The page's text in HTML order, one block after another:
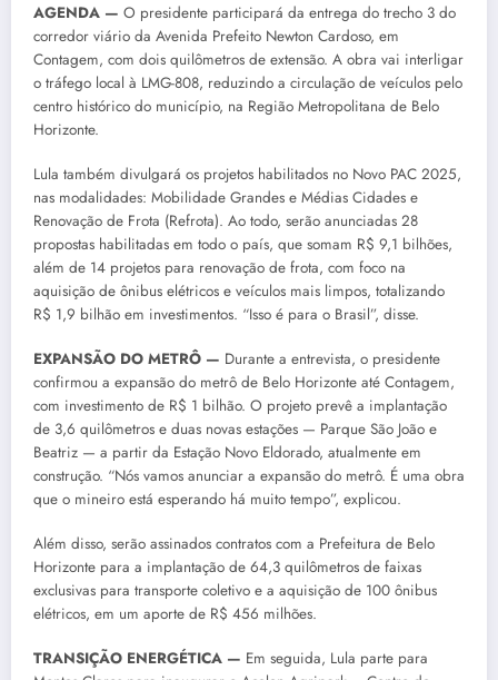
AGENDA — O presidente participará da entrega do trecho 3 do
corredor viário da Avenida Prefeito Newton Cardoso, em
Contagem, com dois quilômetros de extensão. A obra vai interligar
o tráfego local à LMG-808, reduzindo a circulação de veículos pelo
centro histórico do município, na Região Metropolitana de Belo
Horizonte.
Lula também divulgará os projetos habilitados no Novo PAC 2025,
nas modalidades: Mobilidade Grandes e Médias Cidades e
Renovação de Frota (Refrota). Ao todo, serão anunciadas 28
propostas habilitadas em todo o país, que somam R$ 9,1 bilhões,
além de 14 projetos para renovação de frota, com foco na
aquisição de ônibus elétricos e veículos mais limpos, totalizando
R$ 1,9 bilhão em investimentos. “Isso é para o Brasil”, disse.
EXPANSÃO DO METRÔ — Durante a entrevista, o presidente
confirmou a expansão do metrô de Belo Horizonte até Contagem,
com investimento de R$ 1 bilhão. O projeto prevê a implantação
de 3,6 quilômetros e duas novas estações — Parque São João e
Beatriz — a partir da Estação Novo Eldorado, atualmente em
construção. “Nós vamos anunciar a expansão do metrô. É uma obra
que o mineiro está esperando há muito tempo”, explicou.
Além disso, serão assinados contratos com a Prefeitura de Belo
Horizonte para a implantação de 64,3 quilômetros de faixas
exclusivas para transporte coletivo e a aquisição de 100 ônibus
elétricos, em um aporte de R$ 456 milhões.
TRANSIÇÃO ENERGÉTICA — Em seguida, Lula parte para